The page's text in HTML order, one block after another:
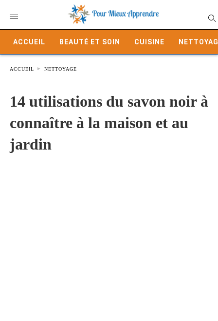
ACCUEIL BEAUTÉ ET SOIN CUISINE
ACCUEIL NETTOYAGE
14 utilisations du savon noir à
connaître à la maison et au
jardin